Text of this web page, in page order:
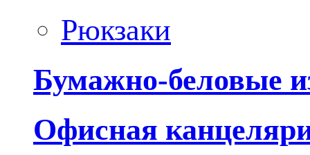
Рюкзаки
Бумажно-беловые
Офисная